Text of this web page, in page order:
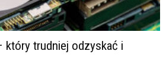
który trudniej odzyskać i